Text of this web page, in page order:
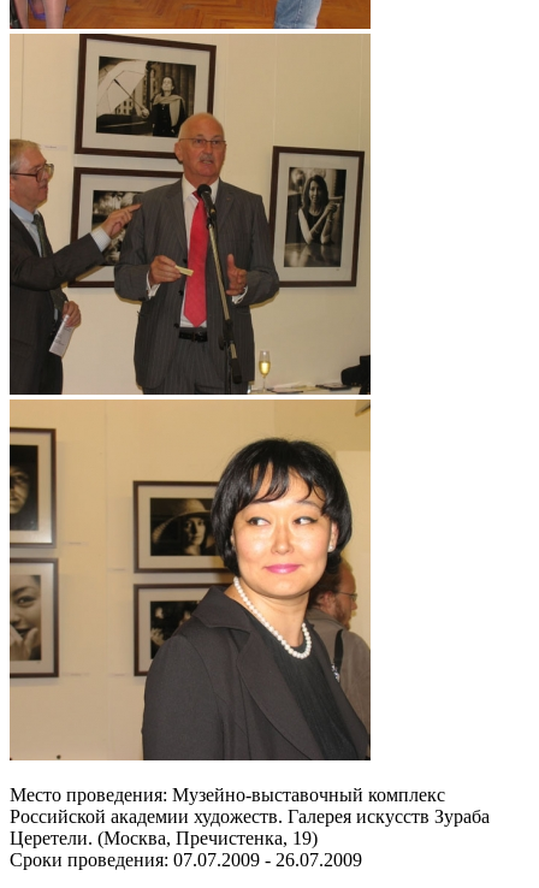
Место проведения: Музейно-выставочный комплекс
Российской академии художеств. Галерея искусств Зураба
Церетели. (Москва, Пречистенка, 19)
Сроки проведения: 07.07.2009 - 26.07.2009